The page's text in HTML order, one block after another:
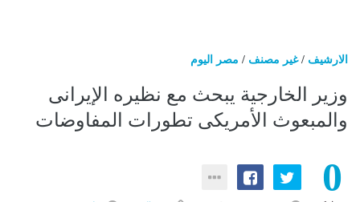
الارشيف /غير مصنف / مصر اليوم
وزير الخارجية يبحث مع نظيره الإيرانى
والمبعوث الأمريكى تطورات المفاوضات
0